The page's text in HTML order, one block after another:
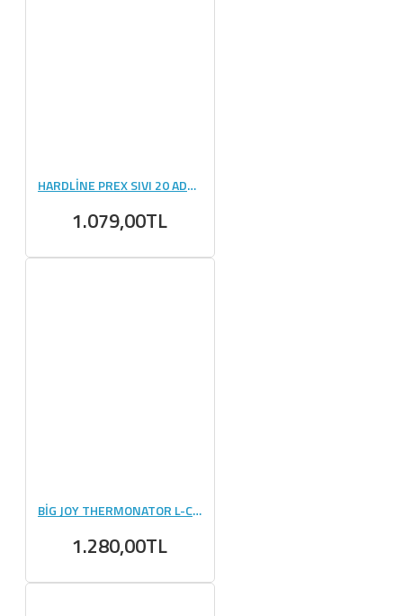
HARDLİNE PREX SIVI 20 ADET (30 ML)
1.079,00TL
BİG JOY THERMONATOR L-CARNİTİNE 3000 MG - 20 AMPUL
1.280,00TL